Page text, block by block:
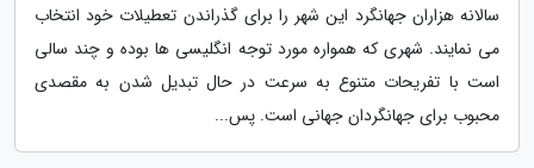
سالانه هزاران جهانگرد این شهر را برای گذراندن تعطیلات خود انتخاب
می نمایند. شهری که همواره مورد توجه انگلیسی ها بوده و چند سالی
است با تفریحات متنوع به سرعت در حال تبدیل شدن به مقصدی
محبوب برای جهانگردان جهانی است. پس...